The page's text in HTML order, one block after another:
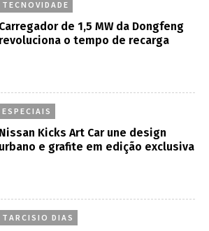
TECNOVIDADE
Carregador de 1,5 MW da Dongfeng
revoluciona o tempo de recarga
ESPECIAIS
Nissan Kicks Art Car une design
urbano e grafite em edição exclusiva
TARCISIO DIAS